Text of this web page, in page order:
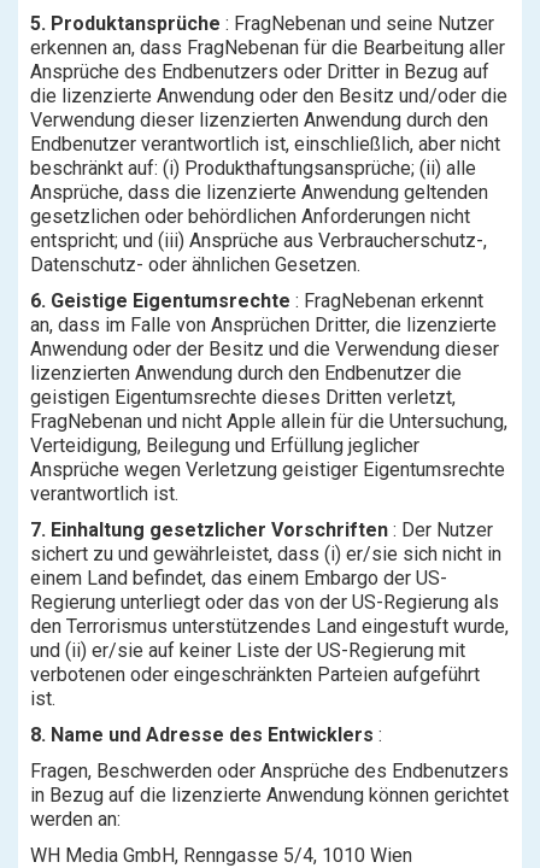
5. Produktansprüche : FragNebenan und seine Nutzer
erkennen an, dass FragNebenan für die Bearbeitung aller
Ansprüche des Endbenutzers oder Dritter in Bezug auf
die lizenzierte Anwendung oder den Besitz und/oder die
Verwendung dieser lizenzierten Anwendung durch den
Endbenutzer verantwortlich ist, einschließlich, aber nicht
beschränkt auf: (i) Produkthaftungsansprüche; (ii) alle
Ansprüche, dass die lizenzierte Anwendung geltenden
gesetzlichen oder behördlichen Anforderungen nicht
entspricht; und (iii) Ansprüche aus Verbraucherschutz-,
Datenschutz- oder ähnlichen Gesetzen.
6. Geistige Eigentumsrechte : FragNebenan erkennt
an, dass im Falle von Ansprüchen Dritter, die lizenzierte
Anwendung oder der Besitz und die Verwendung dieser
lizenzierten Anwendung durch den Endbenutzer die
geistigen Eigentumsrechte dieses Dritten verletzt,
FragNebenan und nicht Apple allein für die Untersuchung,
Verteidigung, Beilegung und Erfüllung jeglicher
Ansprüche wegen Verletzung geistiger Eigentumsrechte
verantwortlich ist.
7. Einhaltung gesetzlicher Vorschriften : Der Nutzer
sichert zu und gewährleistet, dass (i) er/sie sich nicht in
einem Land befindet, das einem Embargo der US-
Regierung unterliegt oder das von der US-Regierung als
den Terrorismus unterstützendes Land eingestuft wurde,
und (ii) er/sie auf keiner Liste der US-Regierung mit
verbotenen oder eingeschränkten Parteien aufgeführt
ist.
8. Name und Adresse des Entwicklers :
Fragen, Beschwerden oder Ansprüche des Endbenutzers
in Bezug auf die lizenzierte Anwendung können gerichtet
werden an:
WH Media GmbH, Renngasse 5/4, 1010 Wien